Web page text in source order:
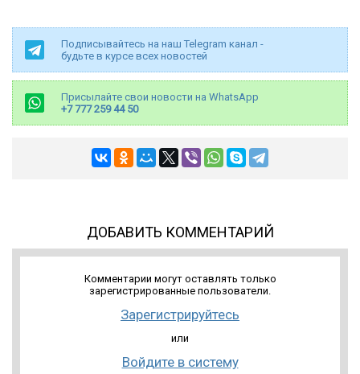
Подписывайтесь на наш Telegram канал -
будьте в курсе всех новостей
Присылайте свои новости на WhatsApp
+7 777 259 44 50
ДОБАВИТЬ КОММЕНТАРИЙ
Комментарии могут оставлять только
зарегистрированные пользователи.
Зарегистрируйтесь
или
Войдите в систему